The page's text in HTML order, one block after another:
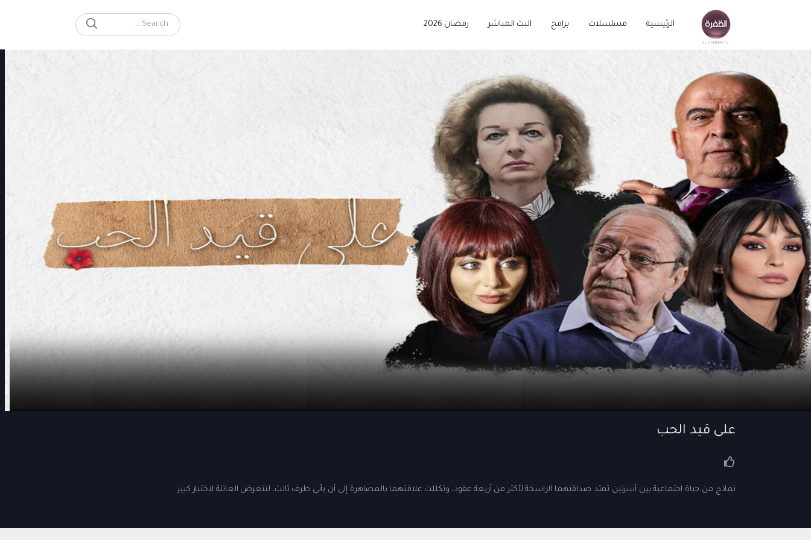
الرئيسية مسلسلات برامج البث المباشر رمضان 2026
Search for:
SEARCH
على قيد الحب
نماذج من حياة اجتماعية بين أسرتين تمتد صداقتهما الراسخة لأكثر من أربعة عقود، وتكللت علاقتهما بالمصاهرة إلى أن يأتي طرف ثالث، لتتعرض العائلة لاختبار كبير